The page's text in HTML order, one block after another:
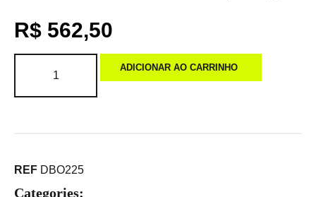
R$ 562,50
ADICIONAR AO CARRINHO
REF DBO225
Categories: